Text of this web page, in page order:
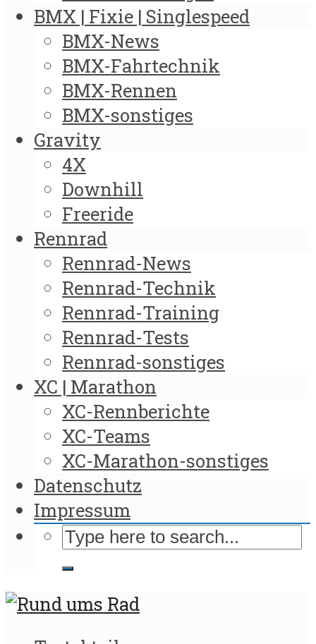
BMX | Fixie | Singlespeed
BMX-News
BMX-Fahrtechnik
BMX-Rennen
BMX-sonstiges
Gravity
4X
Downhill
Freeride
Rennrad
Rennrad-News
Rennrad-Technik
Rennrad-Training
Rennrad-Tests
Rennrad-sonstiges
XC | Marathon
XC-Rennberichte
XC-Teams
XC-Marathon-sonstiges
Datenschutz
Impressum